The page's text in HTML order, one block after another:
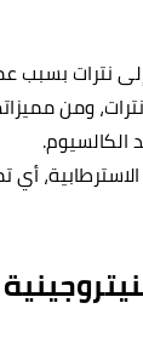
بسبب
الكالسيوم.
الاسترطابية،